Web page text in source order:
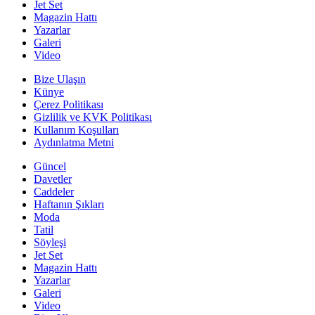
Jet Set
Magazin Hattı
Yazarlar
Galeri
Video
Bize Ulaşın
Künye
Çerez Politikası
Gizlilik ve KVK Politikası
Kullanım Koşulları
Aydınlatma Metni
Güncel
Davetler
Caddeler
Haftanın Şıkları
Moda
Tatil
Söyleşi
Jet Set
Magazin Hattı
Yazarlar
Galeri
Video